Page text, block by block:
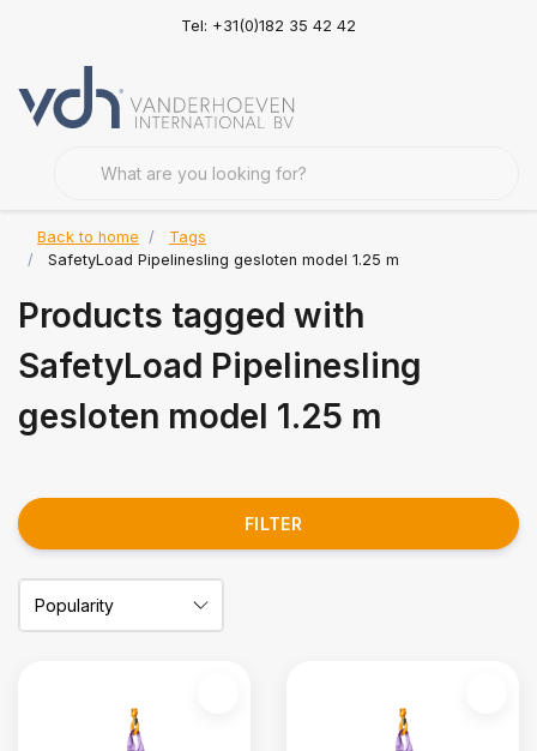
Tel: +31(0)182 35 42 42
Back to home
Tags
SafetyLoad Pipelinesling gesloten model 1.25 m
Products tagged with
SafetyLoad Pipelinesling
gesloten model 1.25 m
FILTER